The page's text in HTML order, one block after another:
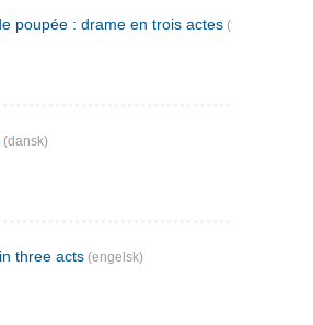
poupée : drame en trois actes (fransk)
(dansk)
three acts (engelsk)